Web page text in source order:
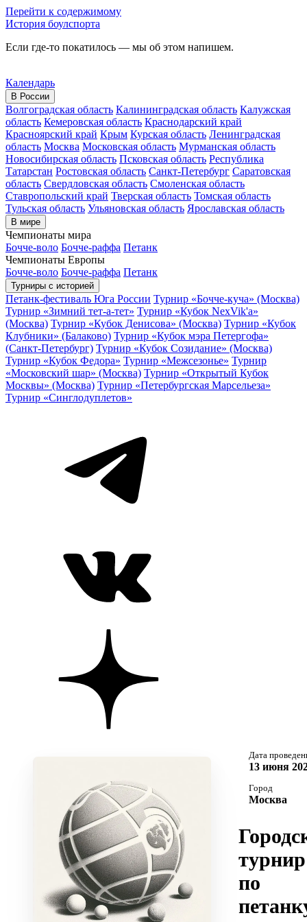
Перейти к содержимому
История боулспорта
Если где-то покатилось — мы об этом напишем.
Календарь
В России
Волгоградская область Калининградская область Калужская
область Кемеровская область Краснодарский край
Красноярский край Крым Курская область Ленинградская
область Москва Московская область Мурманская область
Новосибирская область Псковская область Республика
Татарстан Ростовская область Санкт-Петербург Саратовская
область Свердловская область Смоленская область
Ставропольский край Тверская область Томская область
Тульская область Ульяновская область Ярославская область
В мире
Чемпионаты мира
Бочче-воло Бочче-раффа Петанк
Чемпионаты Европы
Бочче-воло Бочче-раффа Петанк
Турниры с историей
Петанк-фестиваль Юга России Турнир «Бочче-куча» (Москва)
Турнир «Зимний тет-а-тет» Турнир «Кубок NexVik'a»
(Москва) Турнир «Кубок Денисова» (Москва) Турнир «Кубок
Клубники» (Балаково) Турнир «Кубок мэра Петергофа»
(Санкт-Петербург) Турнир «Кубок Созидание» (Москва)
Турнир «Кубок Федора» Турнир «Межсезонье» Турнир
«Московский шар» (Москва) Турнир «Открытый Кубок
Москвы» (Москва) Турнир «Петербургская Марсельеза»
Турнир «Синглодуплетов»
Дата
13 июня
Город
Москва
турнир
по